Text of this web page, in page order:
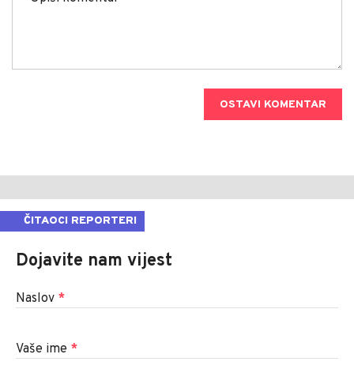
OSTAVI KOMENTAR
ČITAOCI REPORTERI
Dojavite nam vijest
Naslov *
Vaše ime *